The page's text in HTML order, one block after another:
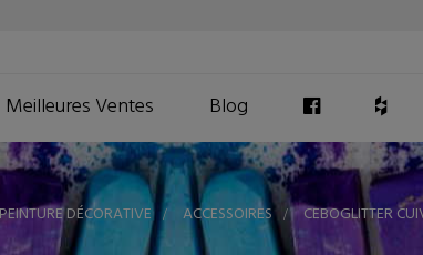
Meilleures Ventes Blog
DÉCORATIVE > ACCESSOIRES > CEBOGLITTER